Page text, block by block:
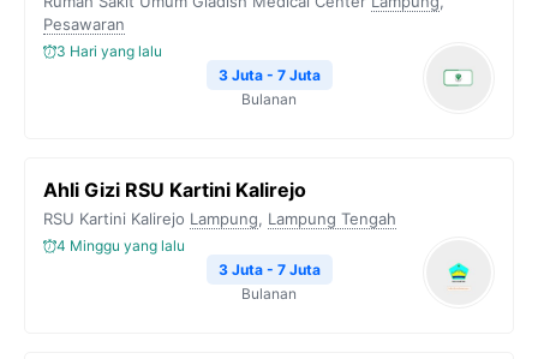
Pesawaran
3 Hari yang lalu
3 Juta - 7 Juta
Bulanan
Ahli Gizi RSU Kartini Kalirejo
RSU Kartini Kalirejo Lampung, Lampung Tengah
4 Minggu yang lalu
3 Juta - 7 Juta
Bulanan